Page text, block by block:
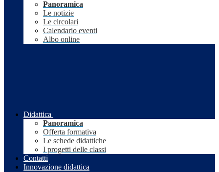
Panoramica
Le notizie
Le circolari
Calendario eventi
Albo online
Didattica
Panoramica
Offerta formativa
Le schede didattiche
I progetti delle classi
Contatti
Innovazione didattica